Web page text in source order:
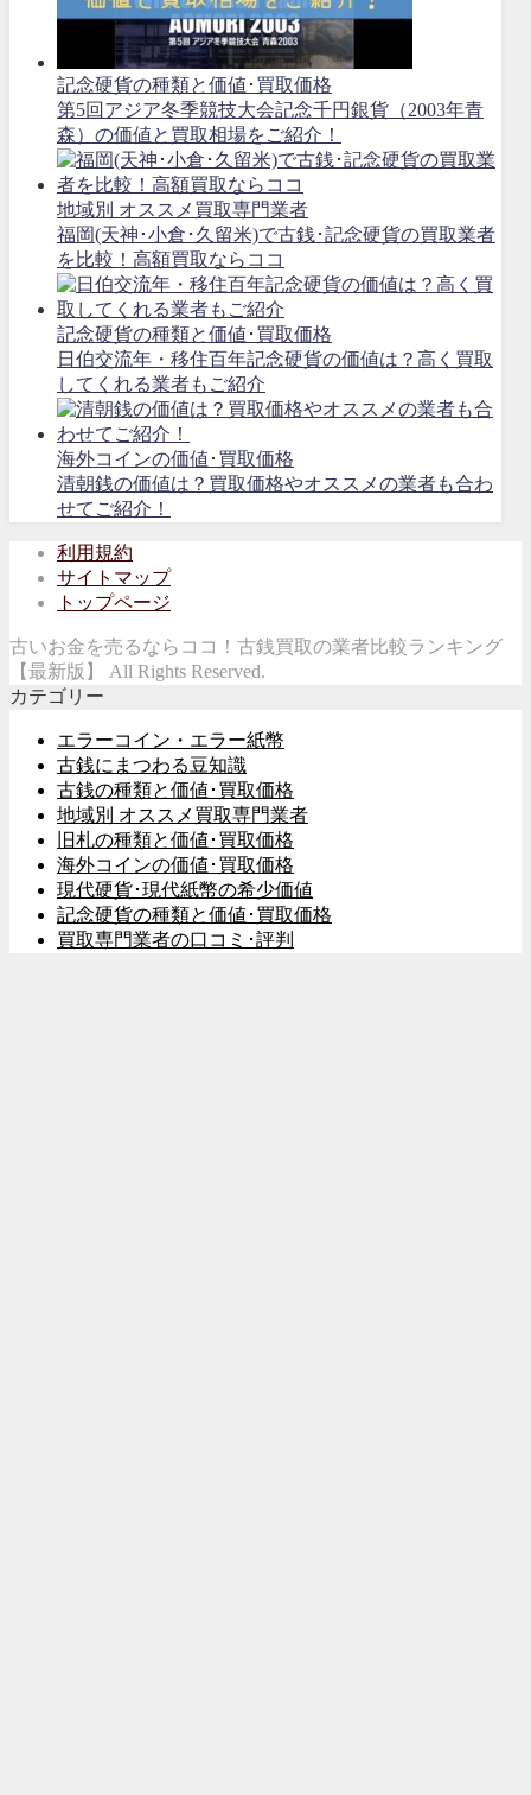
記念硬貨の種類と価値･買取価格
第5回アジア冬季競技大会記念千円銀貨（2003年青
森）の価値と買取相場をご紹介！
地域別 オススメ買取専門業者
福岡(天神･小倉･久留米)で古銭･記念硬貨の買取業者
を比較！高額買取ならココ
記念硬貨の種類と価値･買取価格
日伯交流年・移住百年記念硬貨の価値は？高く買取
してくれる業者もご紹介
海外コインの価値･買取価格
清朝銭の価値は？買取価格やオススメの業者も合わ
せてご紹介！
利用規約
サイトマップ
トップページ
古いお金を売るならココ！古銭買取の業者比較ランキング
【最新版】 All Rights Reserved.
カテゴリー
エラーコイン・エラー紙幣
古銭にまつわる豆知識
古銭の種類と価値･買取価格
地域別 オススメ買取専門業者
旧札の種類と価値･買取価格
海外コインの価値･買取価格
現代硬貨･現代紙幣の希少価値
記念硬貨の種類と価値･買取価格
買取専門業者の口コミ･評判